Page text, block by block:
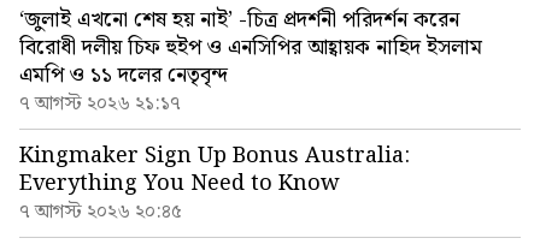
‘জুলাই এখনো শেষ হয় নাই’ -চিত্র প্রদর্শনী পরিদর্শন করেন
বিরোধী দলীয় চিফ হুইপ ও এনসিপির আহ্বায়ক নাহিদ ইসলাম
এমপি ও ১১ দলের নেতৃবৃন্দ
৭ আগস্ট ২০২৬ ২১:১৭
Kingmaker Sign Up Bonus Australia:
Everything You Need to Know
৭ আগস্ট ২০২৬ ২০:৪৫